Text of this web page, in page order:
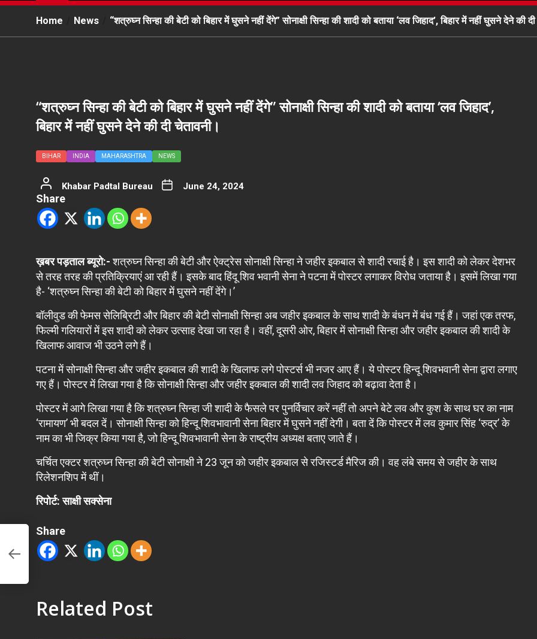
Home News “शत्रुघ्न सिन्हा की बेटी को बिहार में घुसने नहीं देंगे” सोनाक्षी सिन्हा की शादी को बताया ‘लव जिहाद’, बिहार में नहीं घुसने देने की
“शत्रुघ्न सिन्हा की बेटी को बिहार में घुसने नहीं देंगे” सोनाक्षी सिन्हा की शादी को बताया ‘लव जिहाद’,
बिहार में नहीं घुसने देने की दी चेतावनी।
BIHAR INDIA MAHARASHTRA NEWS
Khabar Padtal Bureau June 24, 2024
Share
ख़बर पड़ताल ब्यूरो:-शत्रुघ्न सिन्हा की बेटी और ऐक्ट्रेस सोनाक्षी सिन्हा ने जहीर इकबाल से शादी रचाई है। इस शादी को लेकर देशभर
से तरह तरह की प्रतिक्रियाएं आ रही हैं। इसके बाद हिंदू शिव भवानी सेना ने पटना में पोस्टर लगाकर विरोध जताया है। इसमें लिखा गया
है- ‘शत्रुघ्न सिन्हा की बेटी को बिहार में घुसने नहीं देंगे।’
बॉलीवुड की फेमस सेलिब्रिटी और बिहार की बेटी सोनाक्षी सिन्हा अब जहीर इकबाल के साथ शादी के बंधन में बंध गई हैं। जहां एक तरफ,
फिल्मी गलियारों में इस शादी को लेकर उत्साह देखा जा रहा है। वहीं, दूसरी ओर, बिहार में सोनाक्षी सिन्हा और जहीर इकबाल की शादी के
खिलाफ आवाज भी उठने लगे हैं।
पटना में सोनाक्षी सिन्हा और जहीर इकबाल की शादी के खिलाफ लगे पोस्टर्स भी नजर आए हैं। ये पोस्टर हिन्दू शिवभवानी सेना द्वारा लगाए
गए हैं। पोस्टर में लिखा गया है कि सोनाक्षी सिन्हा और जहीर इकबाल की शादी लव जिहाद को बढ़ावा देता है।
पोस्टर में आगे लिखा गया है कि शत्रुघ्न सिन्हा जी शादी के फैसले पर पुनर्विचार करें नहीं तो अपने बेटे लव और कुश के साथ घर का नाम
‘रामायण’ भी बदल दें। सोनाक्षी सिन्हा को हिन्दू शिवभावानी सेना बिहार में घुसने नहीं देगी। बता दें कि पोस्टर में लव कुमार सिंह ‘रुद्र’ के
नाम का भी जिक्र किया गया है, जो हिन्दू शिवभावानी सेना के राष्ट्रीय अध्यक्ष बताए जाते हैं।
चर्चित एक्टर शत्रुघ्न सिन्हा की बेटी सोनाक्षी ने 23 जून को जहीर इकबाल से रजिस्टर्ड मैरिज की। वह लंबे समय से जहीर के साथ
रिलेशनशिप में थीं।
रिपोर्ट: साक्षी सक्सेना
Share
Related Post